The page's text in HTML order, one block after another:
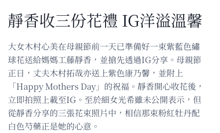
靜香收三份花禮 IG洋溢溫馨
大女木村心美在母親節前一天已準備好一束紫藍色繡
球花送給媽媽工藤靜香，並搶先透過IG分享。母親節
正日，丈夫木村拓哉亦送上紫色康乃馨，並附上
「Happy Mothers Day」的祝福。靜香開心收花後，
立即拍照上載至IG。至於細女光希雖未公開表示，但
從靜香分享的三張花束照片中，相信那束粉紅牡丹配
白色芍藥正是她的心意。